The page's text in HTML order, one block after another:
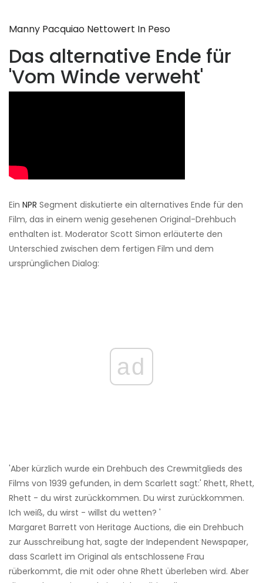
Manny Pacquiao Nettowert In Peso
Das alternative Ende für
'Vom Winde verweht'
Ein NPR Segment diskutierte ein alternatives Ende für den
Film, das in einem wenig gesehenen Original-Drehbuch
enthalten ist. Moderator Scott Simon erläuterte den
Unterschied zwischen dem fertigen Film und dem
ursprünglichen Dialog:
ad
'Aber kürzlich wurde ein Drehbuch des Crewmitglieds des
Films von 1939 gefunden, in dem Scarlett sagt:' Rhett, Rhett,
Rhett - du wirst zurückkommen. Du wirst zurückkommen.
Ich weiß, du wirst - willst du wetten? '
Margaret Barrett von Heritage Auctions, die ein Drehbuch
zur Ausschreibung hat, sagte der Independent Newspaper,
dass Scarlett im Original als entschlossene Frau
rüberkommt, die mit oder ohne Rhett überleben wird. Aber